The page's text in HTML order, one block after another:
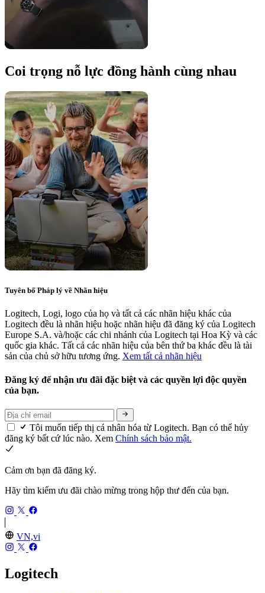
Coi trọng nỗ lực đồng hành cùng nhau
Tuyên bố Pháp lý về Nhãn hiệu
Logitech, Logi, logo của họ và tất cả các nhãn hiệu khác của
Logitech đều là nhãn hiệu hoặc nhãn hiệu đã đăng ký của Logitech
Europe S.A. và/hoặc các chi nhánh của Logitech tại Hoa Kỳ và các
quốc gia khác. Tất cả các nhãn hiệu của bên thứ ba khác đều là tài
sản của chủ sở hữu tương ứng. Xem tất cả nhãn hiệu
Đăng ký để nhận ưu đãi đặc biệt và các quyền lợi độc quyền
của bạn.
Tôi muốn tiếp thị cá nhân hóa từ Logitech. Bạn có thể hủy
đăng ký bất cứ lúc nào. Xem Chính sách bảo mật.
Cảm ơn bạn đã đăng ký.
Hãy tìm kiếm ưu đãi chào mừng trong hộp thư đến của bạn.
VN,vi
Logitech